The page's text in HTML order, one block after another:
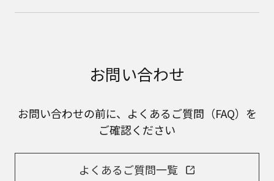
お問い合わせ
お問い合わせの前に、よくあるご質問（FAQ）を
ご確認ください
よくあるご質問一覧